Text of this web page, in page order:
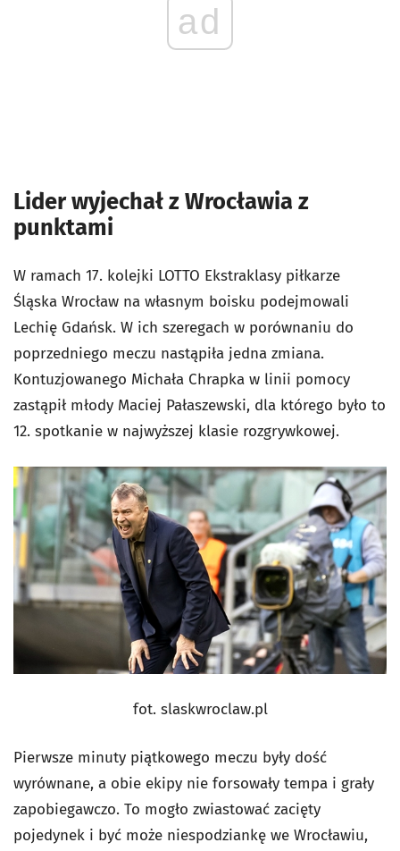
ad
Lider wyjechał z Wrocławia z
punktami
W ramach 17. kolejki LOTTO Ekstraklasy piłkarze
Śląska Wrocław na własnym boisku podejmowali
Lechię Gdańsk. W ich szeregach w porównaniu do
poprzedniego meczu nastąpiła jedna zmiana.
Kontuzjowanego Michała Chrapka w linii pomocy
zastąpił młody Maciej Pałaszewski, dla którego było to
12. spotkanie w najwyższej klasie rozgrywkowej.
fot. slaskwroclaw.pl
Pierwsze minuty piątkowego meczu były dość
wyrównane, a obie ekipy nie forsowały tempa i grały
zapobiegawczo. To mogło zwiastować zacięty
pojedynek i być może niespodziankę we Wrocławiu,